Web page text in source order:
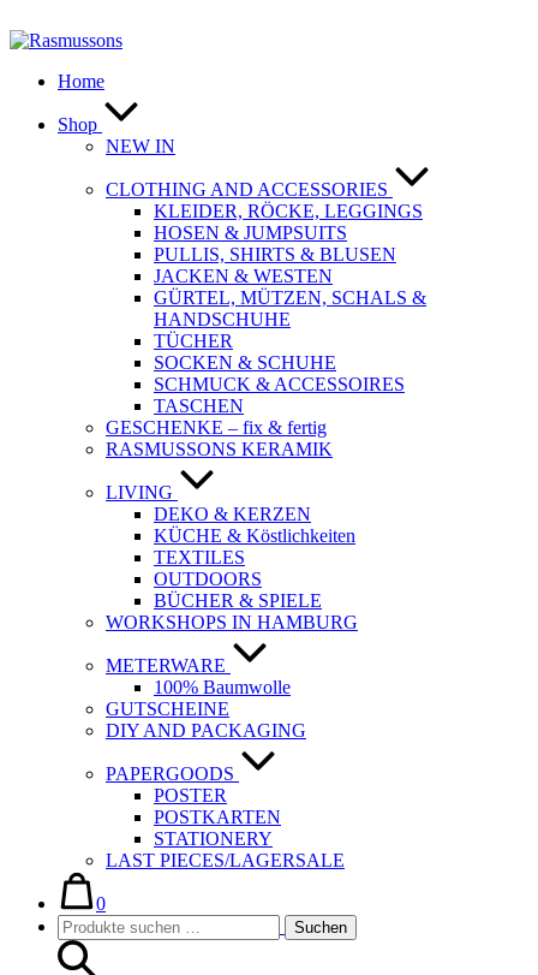
Inhalt
Home
Shop
NEW IN
CLOTHING AND ACCESSORIES
KLEIDER, RÖCKE, LEGGINGS
HOSEN & JUMPSUITS
PULLIS, SHIRTS & BLUSEN
JACKEN & WESTEN
GÜRTEL, MÜTZEN, SCHALS &
HANDSCHUHE
TÜCHER
SOCKEN & SCHUHE
SCHMUCK & ACCESSOIRES
TASCHEN
GESCHENKE – fix & fertig
RASMUSSONS KERAMIK
LIVING
DEKO & KERZEN
KÜCHE & Köstlichkeiten
TEXTILES
OUTDOORS
BÜCHER & SPIELE
WORKSHOPS IN HAMBURG
METERWARE
100% Baumwolle
GUTSCHEINE
DIY AND PACKAGING
PAPERGOODS
POSTER
POSTKARTEN
STATIONERY
LAST PIECES/LAGERSALE
Warenkorb
0im
Warenkorb
Suche-
Schalter
Suchen
nach:
Suchen